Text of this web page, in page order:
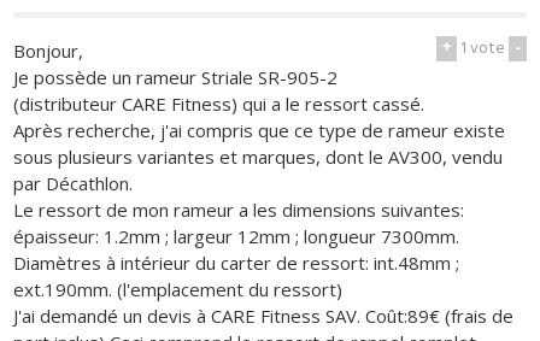
+ 1vote -
Bonjour,
Je possède un rameur Striale SR-905-2
(distributeur CARE Fitness) qui a le ressort cassé.
Après recherche, j'ai compris que ce type de rameur existe
sous plusieurs variantes et marques, dont le AV300, vendu
par Décathlon.
Le ressort de mon rameur a les dimensions suivantes:
épaisseur: 1.2mm ; largeur 12mm ; longueur 7300mm.
Diamètres à intérieur du carter de ressort: int.48mm ;
ext.190mm. (l'emplacement du ressort)
J'ai demandé un devis à CARE Fitness SAV. Coût:89€ (frais de